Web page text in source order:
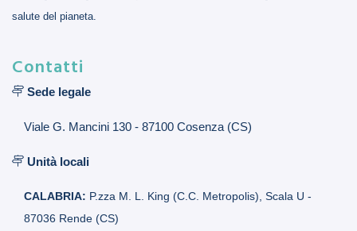
salute del pianeta.
Contatti
Sede legale
Viale G. Mancini 130 - 87100 Cosenza (CS)
Unità locali
CALABRIA: P.zza M. L. King (C.C. Metropolis), Scala U -
87036 Rende (CS)